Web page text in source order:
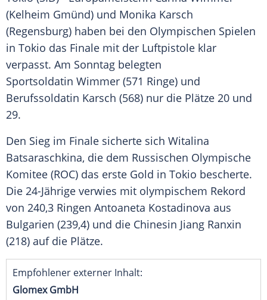
(Kelheim Gmünd) und Monika Karsch
(Regensburg) haben bei den Olympischen Spielen
in Tokio das Finale mit der Luftpistole klar
verpasst. Am Sonntag belegten
Sportsoldatin Wimmer (571 Ringe) und
Berufssoldatin Karsch (568) nur die Plätze 20 und
29.
Den Sieg im Finale sicherte sich Witalina
Batsaraschkina, die dem Russischen Olympische
Komitee (ROC) das erste Gold in Tokio bescherte.
Die 24-Jährige verwies mit olympischem Rekord
von 240,3 Ringen Antoaneta Kostadinova aus
Bulgarien (239,4) und die Chinesin Jiang Ranxin
(218) auf die Plätze.
Empfohlener externer Inhalt:
Glomex GmbH